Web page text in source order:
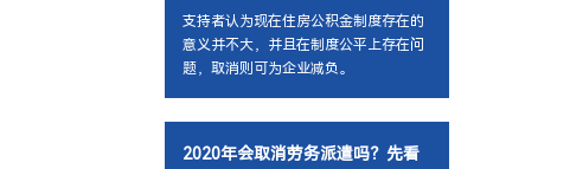
支持者认为现在住房公积金制度存在的
意义并不大，并且在制度公平上存在问
题，取消则可为企业减负。
2020年会取消劳务派遣吗？先看